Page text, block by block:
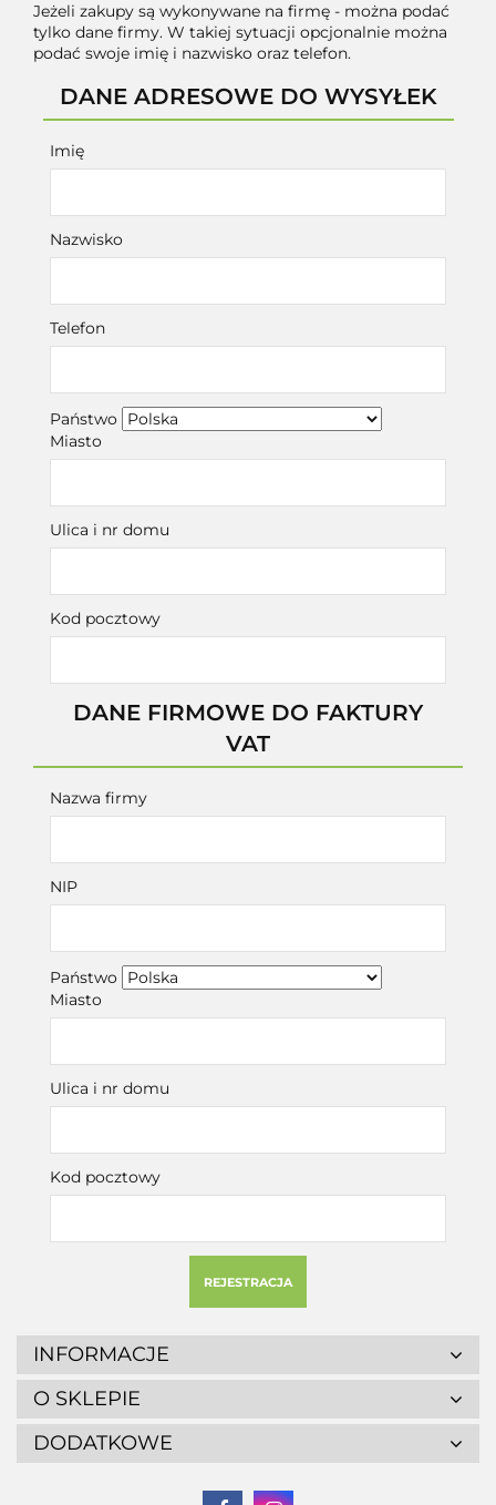
Jeżeli zakupy są wykonywane na firmę - można podać
tylko dane firmy. W takiej sytuacji opcjonalnie można
podać swoje imię i nazwisko oraz telefon.
DANE ADRESOWE DO WYSYŁEK
Imię
Nazwisko
Telefon
Państwo
Miasto
Ulica i nr domu
Kod pocztowy
DANE FIRMOWE DO FAKTURY
VAT
Nazwa firmy
NIP
Państwo
Miasto
Ulica i nr domu
Kod pocztowy
REJESTRACJA
INFORMACJE
O SKLEPIE
DODATKOWE